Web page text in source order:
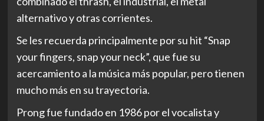
alternativo y otras corrientes.
Se les recuerda principalmente por su hit “Snap
your fingers, snap your neck”, que fue su
acercamiento a la música más popular, pero tienen
mucho más en su trayectoria.
Prong fue fundado en 1986 por el vocalista y